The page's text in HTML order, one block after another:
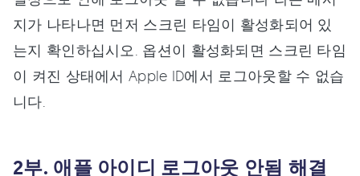
지가 나타나면 먼저 스크린 타임이 활성화되어 있
는지 확인하십시오. 옵션이 활성화되면 스크린 타임
이 켜진 상태에서 Apple ID에서 로그아웃할 수 없습
니다.
2부. 애플 아이디 로그아웃 안됨 해결